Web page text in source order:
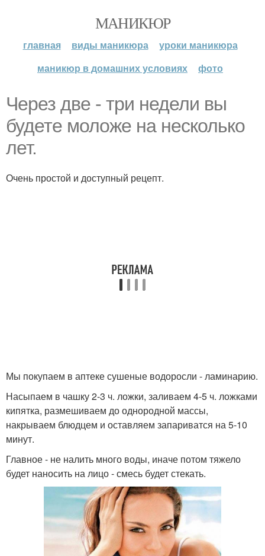
МАНИКЮР
главная виды маникюра
уроки маникюра
маникюр в домашних условиях
фото
Через две - три недели вы
будете моложе на несколько
лет.
Очень простой и доступный рецепт.
Мы покупаем в аптеке сушеные водоросли - ламинарию.
Насыпаем в чашку 2-3 ч. ложки, заливаем 4-5 ч. ложками
кипятка, размешиваем до однородной массы,
накрываем блюдцем и оставляем запариватся на 5-10
минут.
Главное - не налить много воды, иначе потом тяжело
будет наносить на лицо - смесь будет стекать.